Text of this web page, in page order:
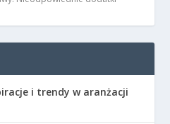
i trendy w aranżacji